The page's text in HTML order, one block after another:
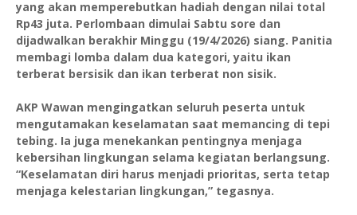
yang akan memperebutkan hadiah dengan nilai total
Rp43 juta. Perlombaan dimulai Sabtu sore dan
dijadwalkan berakhir Minggu (19/4/2026) siang. Panitia
membagi lomba dalam dua kategori, yaitu ikan
terberat bersisik dan ikan terberat non sisik.
AKP Wawan mengingatkan seluruh peserta untuk
mengutamakan keselamatan saat memancing di tepi
tebing. Ia juga menekankan pentingnya menjaga
kebersihan lingkungan selama kegiatan berlangsung.
“Keselamatan diri harus menjadi prioritas, serta tetap
menjaga kelestarian lingkungan,” tegasnya.